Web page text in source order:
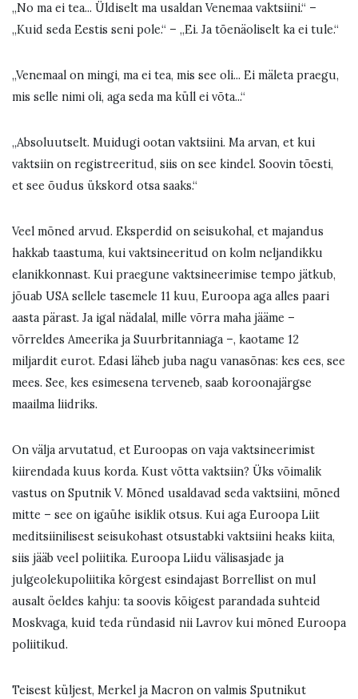
„No ma ei tea... Üldiselt ma usaldan Venemaa vaktsiini.“ –
„Kuid seda Eestis seni pole.“ – „Ei. Ja tõenäoliselt ka ei tule.“
„Venemaal on mingi, ma ei tea, mis see oli... Ei mäleta praegu,
mis selle nimi oli, aga seda ma küll ei võta...“
„Absoluutselt. Muidugi ootan vaktsiini. Ma arvan, et kui
vaktsiin on registreeritud, siis on see kindel. Soovin tõesti,
et see õudus ükskord otsa saaks.“
Veel mõned arvud. Eksperdid on seisukohal, et majandus
hakkab taastuma, kui vaktsineeritud on kolm neljandikku
elanikkonnast. Kui praegune vaktsineerimise tempo jätkub,
jõuab USA sellele tasemele 11 kuu, Euroopa aga alles paari
aasta pärast. Ja igal nädalal, mille võrra maha jääme –
võrreldes Ameerika ja Suurbritanniaga –, kaotame 12
miljardit eurot. Edasi läheb juba nagu vanasõnas: kes ees, see
mees. See, kes esimesena terveneb, saab koroonajärgse
maailma liidriks.
On välja arvutatud, et Euroopas on vaja vaktsineerimist
kiirendada kuus korda. Kust võtta vaktsiin? Üks võimalik
vastus on Sputnik V. Mõned usaldavad seda vaktsiini, mõned
mitte – see on igaühe isiklik otsus. Kui aga Euroopa Liit
meditsiinilisest seisukohast otsustabki vaktsiini heaks kiita,
siis jääb veel poliitika. Euroopa Liidu välisasjade ja
julgeolekupoliitika kõrgest esindajast Borrellist on mul
ausalt öeldes kahju: ta soovis kõigest parandada suhteid
Moskvaga, kuid teda ründasid nii Lavrov kui mõned Euroopa
poliitikud.
Teisest küljest, Merkel ja Macron on valmis Sputnikut